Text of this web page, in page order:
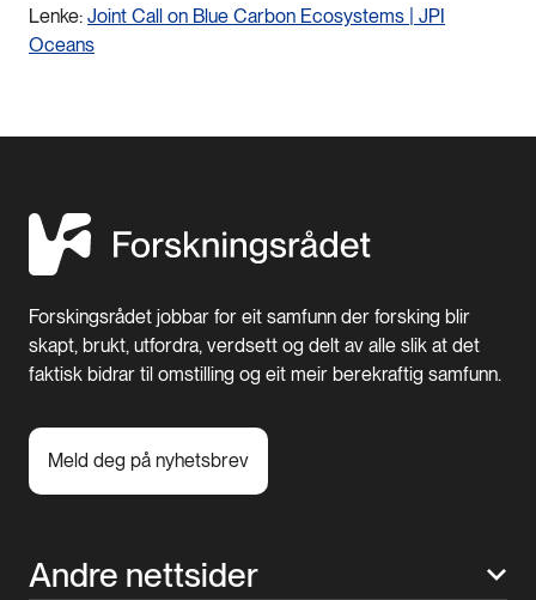
Lenke: Joint Call on Blue Carbon Ecosystems | JPI
Oceans
Forskingsrådet jobbar for eit samfunn der forsking blir
skapt, brukt, utfordra, verdsett og delt av alle slik at det
faktisk bidrar til omstilling og eit meir berekraftig samfunn.
Meld deg på nyhetsbrev
Andre nettsider